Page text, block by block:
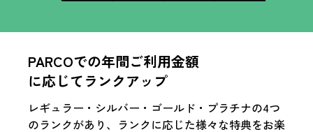
PARCOでの年間ご利用金額
に応じてランクアップ
レギュラー・シルバー・ゴールド・プラチナの4つ
のランクがあり、ランクに応じた様々な特典をお楽